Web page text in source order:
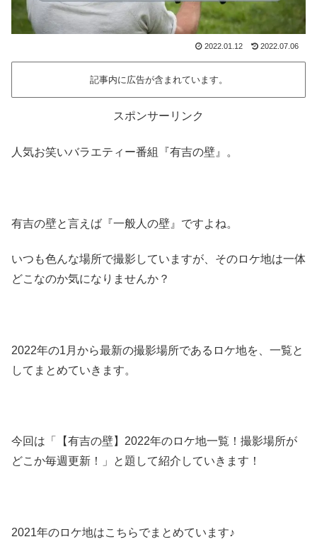
2022.01.12 2022.07.06
記事内に広告が含まれています。
スポンサーリンク
人気お笑いバラエティー番組『有吉の壁』。
有吉の壁と言えば『一般人の壁』ですよね。
いつも色んな場所で撮影していますが、そのロケ地は一体
どこなのか気になりませんか？
2022年の1月から最新の撮影場所であるロケ地を、一覧と
してまとめていきます。
今回は「【有吉の壁】2022年のロケ地一覧！撮影場所が
どこか毎週更新！」と題して紹介していきます！
2021年のロケ地はこちらでまとめています♪